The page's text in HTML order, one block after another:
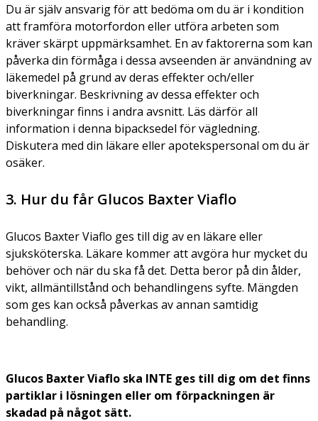
Du är själv ansvarig för att bedöma om du är i kondition
att framföra motorfordon eller utföra arbeten som
kräver skärpt uppmärksamhet. En av faktorerna som kan
påverka din förmåga i dessa avseenden är användning av
läkemedel på grund av deras effekter och/eller
biverkningar. Beskrivning av dessa effekter och
biverkningar finns i andra avsnitt. Läs därför all
information i denna bipacksedel för vägledning.
Diskutera med din läkare eller apotekspersonal om du är
osäker.
3. Hur du får Glucos Baxter Viaflo
Glucos Baxter Viaflo ges till dig av en läkare eller
sjuksköterska. Läkare kommer att avgöra hur mycket du
behöver och när du ska få det. Detta beror på din ålder,
vikt, allmäntillstånd och behandlingens syfte. Mängden
som ges kan också påverkas av annan samtidig
behandling.
Glucos Baxter Viaflo ska INTE ges till dig om det finns
partiklar i lösningen eller om förpackningen är
skadad på något sätt.